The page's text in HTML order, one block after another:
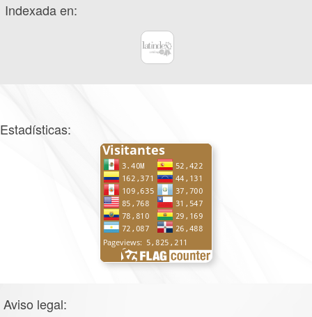
Indexada en:
Estadísticas:
Aviso legal: